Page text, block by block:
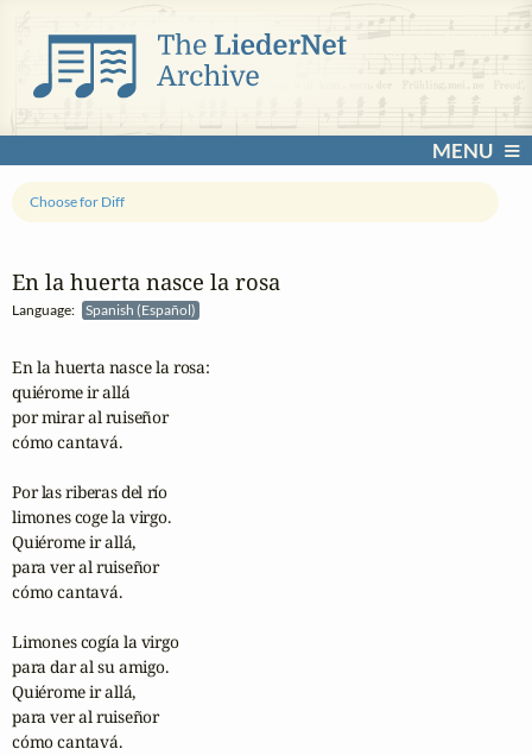
MENU
En la huerta nasce la rosa
Language: Spanish (Español)
Choose for Diff
En la huerta nasce la rosa:
quiérome ir allá
por mirar al ruiseñor
cómo cantavá.
Por las riberas del río
limones coge la virgo.
Quiérome ir allá,
para ver al ruiseñor
cómo cantavá.
Limones cogía la virgo
para dar al su amigo.
Quiérome ir allá,
para ver al ruiseñor
cómo cantavá.